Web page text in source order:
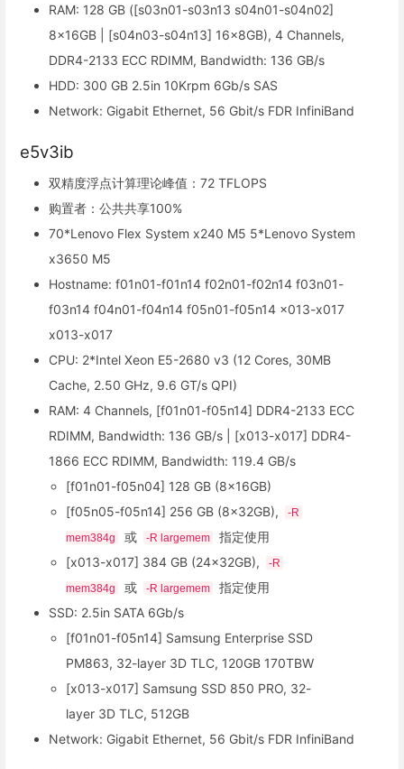
RAM: 128 GB ([s03n01-s03n13 s04n01-s04n02]
8x16GB | [s04n03-s04n13] 16x8GB), 4 Channels,
DDR4-2133 ECC RDIMM, Bandwidth: 136 GB/s
HDD: 300 GB 2.5in 10Krpm 6Gb/s SAS
Network: Gigabit Ethernet, 56 Gbit/s FDR InfiniBand
e5v3ib
双精度浮点计算理论峰值：72 TFLOPS
购置者：公共共享100%
70*Lenovo Flex System x240 M5 5*Lenovo System
x3650 M5
Hostname: f01n01-f01n14 f02n01-f02n14 f03n01-
f03n14 f04n01-f04n14 f05n01-f05n14 x013-x017
x013-x017
CPU: 2*Intel Xeon E5-2680 v3 (12 Cores, 30MB
Cache, 2.50 GHz, 9.6 GT/s QPI)
RAM: 4 Channels, [f01n01-f05n14] DDR4-2133 ECC
RDIMM, Bandwidth: 136 GB/s | [x013-x017] DDR4-
1866 ECC RDIMM, Bandwidth: 119.4 GB/s
[f01n01-f05n04] 128 GB (8x16GB)
[f05n05-f05n14] 256 GB (8x32GB),
-R
mem384g 或 -R largemem
指定使用
[x013-x017] 384 GB (24x32GB),
-R
mem384g 或 -R largemem
指定使用
SSD: 2.5in SATA 6Gb/s
[f01n01-f05n14] Samsung Enterprise SSD
PM863, 32-layer 3D TLC, 120GB 170TBW
[x013-x017] Samsung SSD 850 PRO, 32-
layer 3D TLC, 512GB
Network: Gigabit Ethernet, 56 Gbit/s FDR InfiniBand